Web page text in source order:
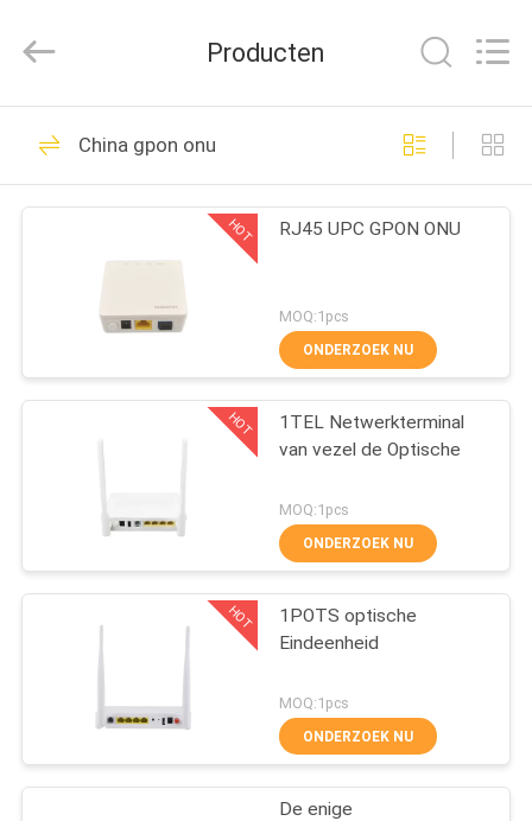
HUIS
PRODUCTEN
ONGEVEER
FABRIEKSREIS
KWALITEITSCONTROLE
CONTACTEER
ONS
NIEUWS
GEVALLEN
Reserved.
gpon onu
53
XPON ONU
37
GPON OLT
Producten
China gpon onu
HOT RJ45 UPC GPON ONU
MOQ:1pcs
ONDERZOEK NU
HOT
1TEL Netwerkterminal
van vezel de Optische
MOQ:1pcs
ONDERZOEK NU
HOT
1POTS optische
Eindeenheid
MOQ:1pcs
ONDERZOEK NU
De enige